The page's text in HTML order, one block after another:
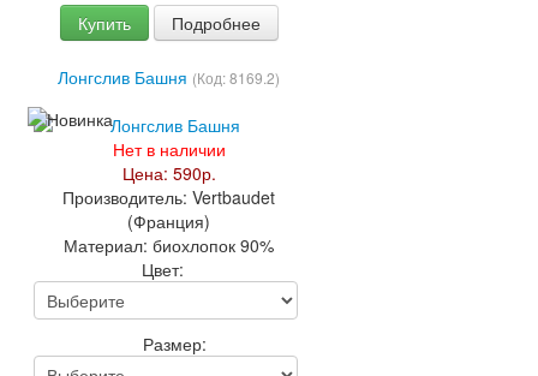
Купить Подробнее
Лонгслив Башня (Код:8169.2)
Нет в наличии
Цена: 590р.
Производитель:Vertbaudet
(Франция)
Материал: биохлопок 90%
Цвет:
Размер: